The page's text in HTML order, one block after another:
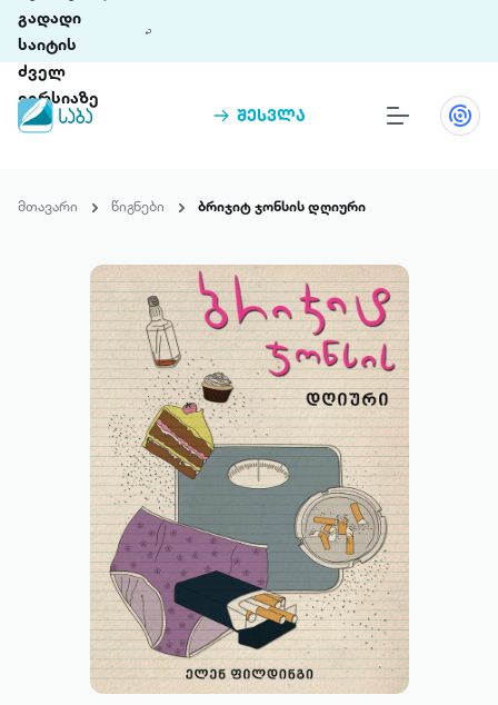
გადადი
საიტის
ძველ
ვერსიაზე
შესვლა
თინეთი 9 ციფრულ პლატფორმასა და 5
ჩვენ შესახებ
პაკეტები
მთავარი წიგნები ბრიჯიტ ჯონსის დღიური